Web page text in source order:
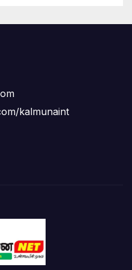
kalmunaint